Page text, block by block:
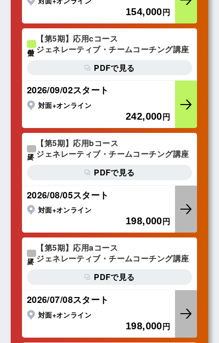
154,000円
【第5期】応用cコース
ジェネレーティブ・チームコーチング講座
PDFで見る
2026/09/02スタート
対面+オンライン
242,000円
【第5期】応用bコース
ジェネレーティブ・チームコーチング講座
PDFで見る
2026/08/05スタート
対面+オンライン
198,000円
【第5期】応用aコース
ジェネレーティブ・チームコーチング講座
PDFで見る
2026/07/08スタート
対面+オンライン
198,000円